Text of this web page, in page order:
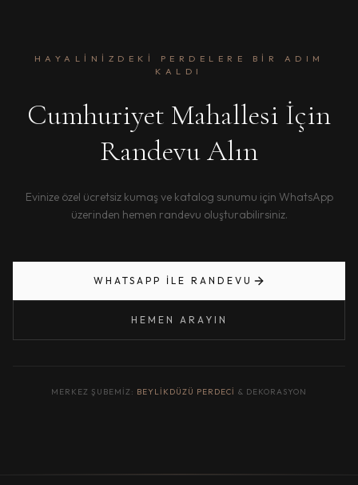
HAYALINIZDEKI PERDELERE BIR ADIM
KALDI
Cumhuriyet Mahallesi İçin
Randevu Alın
Evinize özel ücretsiz kumaş ve katalog sunumu için WhatsApp
üzerinden hemen randevu oluşturabilirsiniz.
WHATSAPP ILE RANDEVU
HEMEN ARAYIN
MERKEZ ŞUBEMIZ: BEYLIKDÜZÜ PERDECI & DEKORASYON